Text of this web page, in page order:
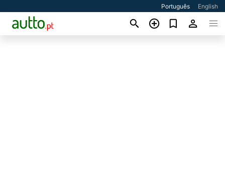
Português English